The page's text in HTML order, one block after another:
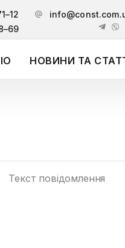
НОВИНИ ТА